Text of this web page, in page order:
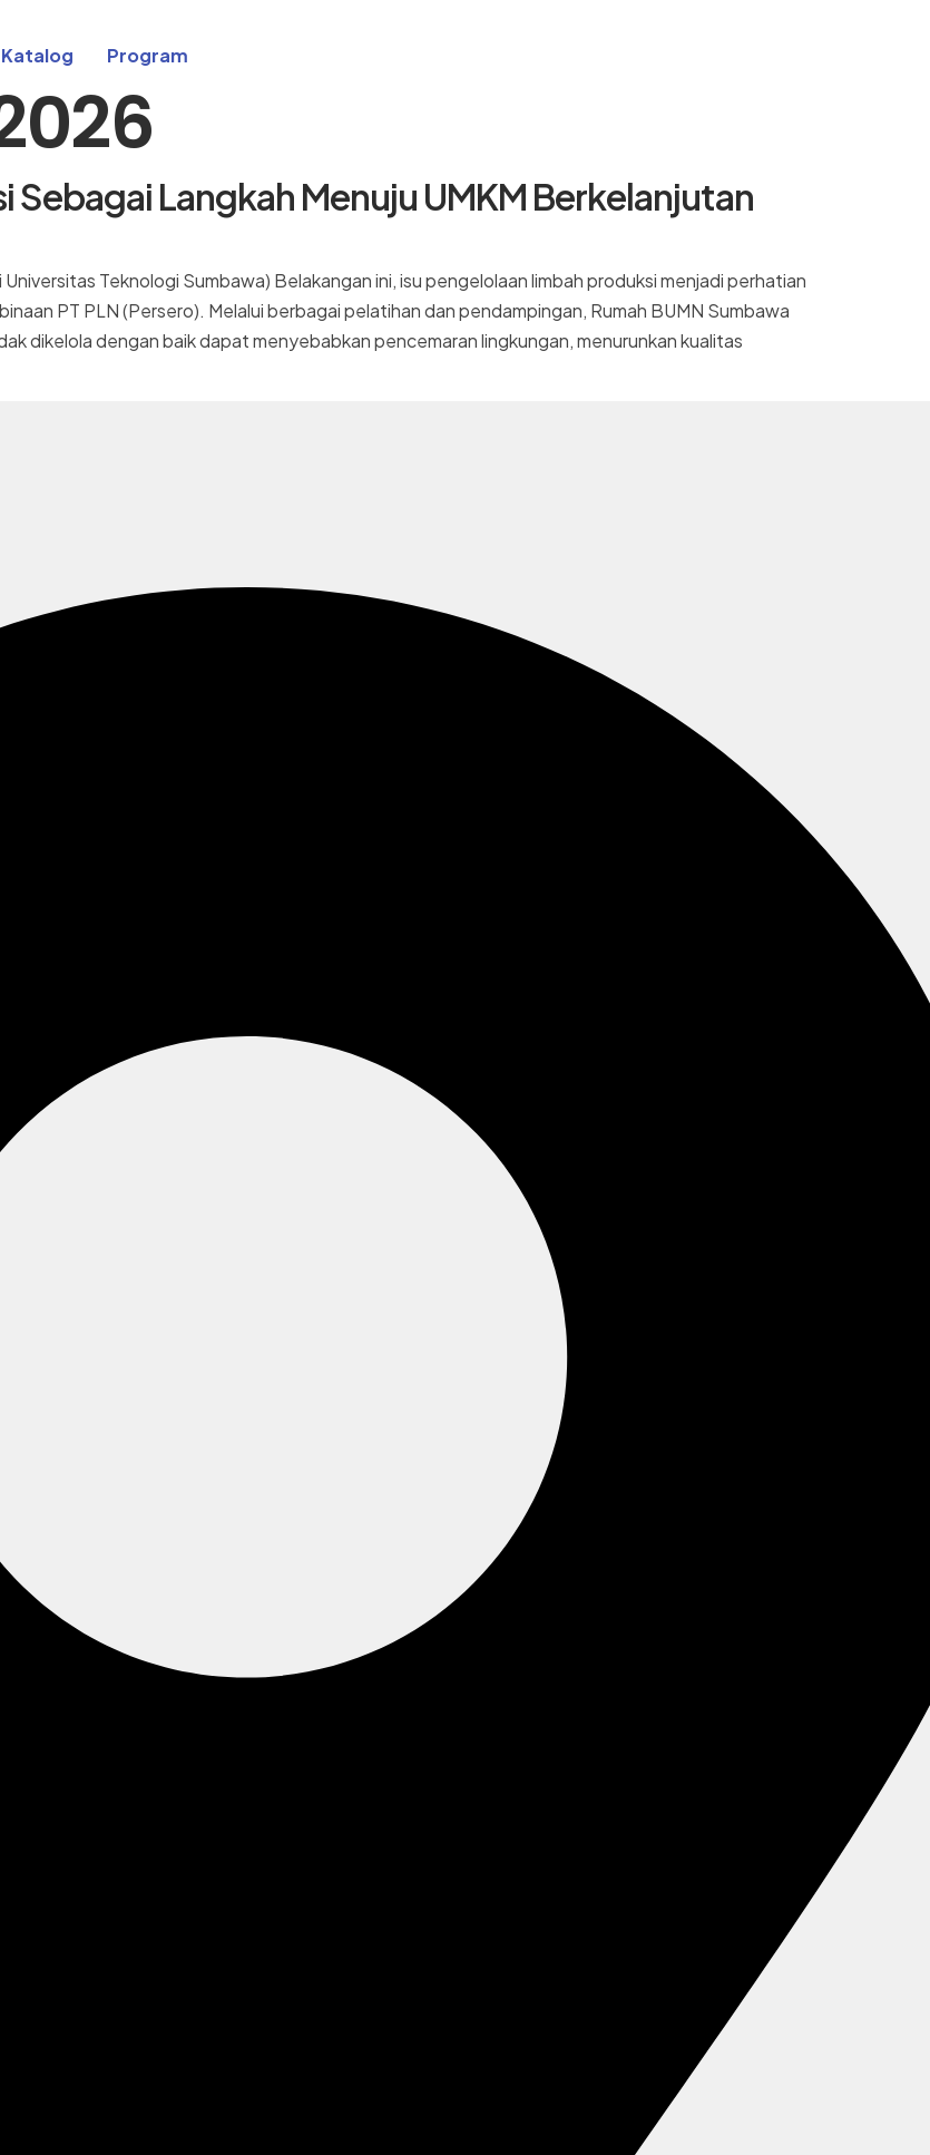
Katalog Program
Sebagai Langkah Menuju UMKM Berkelanjutan
Teknologi Sumbawa) Belakangan ini, isu pengelolaan limbah produksi menjadi perhatian
PT PLN (Persero). Melalui berbagai pelatihan dan pendampingan, Rumah BUMN Sumbawa
dikelola dengan baik dapat menyebabkan pencemaran lingkungan, menurunkan kualitas